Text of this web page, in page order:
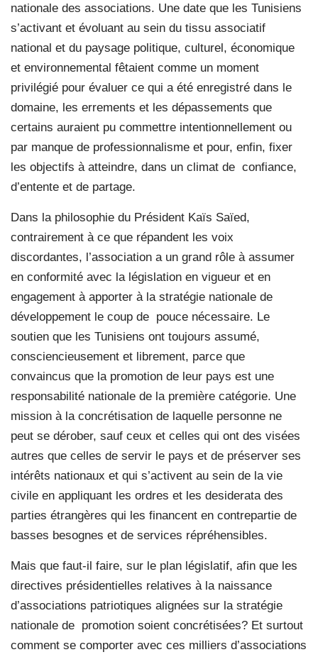
nationale des associations. Une date que les Tunisiens
s’activant et évoluant au sein du tissu associatif
national et du paysage politique, culturel, économique
et environnemental fêtaient comme un moment
privilégié pour évaluer ce qui a été enregistré dans le
domaine, les errements et les dépassements que
certains auraient pu commettre intentionnellement ou
par manque de professionnalisme et pour, enfin, fixer
les objectifs à atteindre, dans un climat de confiance,
d’entente et de partage.
Dans la philosophie du Président Kaïs Saïed,
contrairement à ce que répandent les voix
discordantes, l’association a un grand rôle à assumer
en conformité avec la législation en vigueur et en
engagement à apporter à la stratégie nationale de
développement le coup de pouce nécessaire. Le
soutien que les Tunisiens ont toujours assumé,
consciencieusement et librement, parce que
convaincus que la promotion de leur pays est une
responsabilité nationale de la première catégorie. Une
mission à la concrétisation de laquelle personne ne
peut se dérober, sauf ceux et celles qui ont des visées
autres que celles de servir le pays et de préserver ses
intérêts nationaux et qui s’activent au sein de la vie
civile en appliquant les ordres et les desiderata des
parties étrangères qui les financent en contrepartie de
basses besognes et de services répréhensibles.
Mais que faut-il faire, sur le plan législatif, afin que les
directives présidentielles relatives à la naissance
d’associations patriotiques alignées sur la stratégie
nationale de promotion soient concrétisées? Et surtout
comment se comporter avec ces milliers d’associations